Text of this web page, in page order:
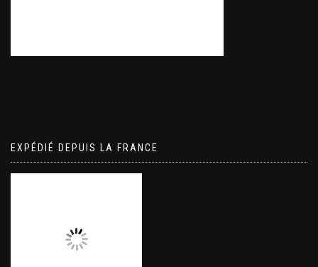
EXPÉDIÉ DEPUIS LA FRANCE